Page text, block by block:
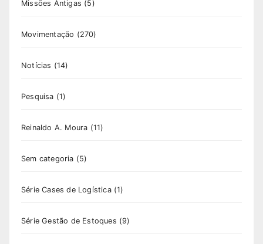
Missões Antigas (5)
Movimentação (270)
Notícias (14)
Pesquisa (1)
Reinaldo A. Moura (11)
Sem categoria (5)
Série Cases de Logística(1)
Série Gestão de Estoques (9)